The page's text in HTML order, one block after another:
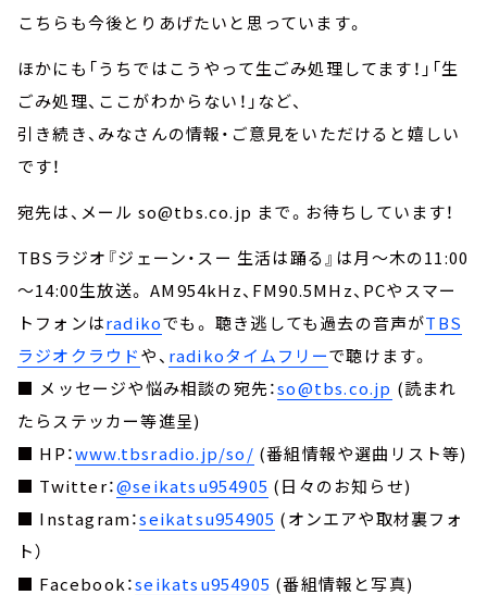
こちらも今後とりあげたいと思っています。
ほかにも「うちではこうやって生ごみ処理してます！」「生
ごみ処理、ここがわからない！」など、
引き続き、みなさんの情報・ご意見をいただけると嬉しい
です！
宛先は、メール so@tbs.co.jp まで。お待ちしています！
TBSラジオ『ジェーン・スー 生活は踊る』は月～木の11:00
～14:00生放送。 AM954kHz、FM90.5MHz、PCやスマー
トフォンはradikoでも。 聴き逃しても過去の音声がTBS
ラジオクラウドや、 radikoタイムフリーで聴けます。
■ メッセージや悩み相談の宛先：so@tbs.co.jp (読まれ
たらステッカー等進呈)
■ HP：www.tbsradio.jp/so/ (番組情報や選曲リスト等)
■ Twitter：@seikatsu954905 (日々のお知らせ)
■ Instagram：seikatsu954905 (オンエアや取材裏フォ
ト）
■ Facebook：seikatsu954905 (番組情報と写真)